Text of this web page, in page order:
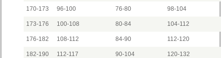
170-173 96-100 76-80 98-104
173-176 100-108 80-84 104-112
176-182 108-112 84-90 112-120
182-190 112-117 90-104 120-132